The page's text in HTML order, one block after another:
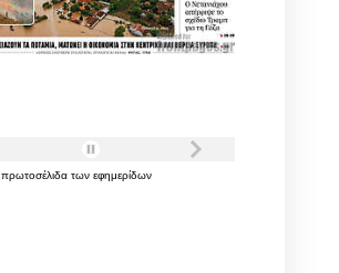
πρωτοσέλιδα των εφημερίδων